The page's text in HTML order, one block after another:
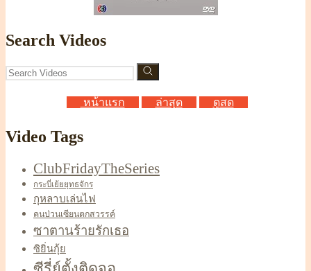
Search Videos
หน้าแรก ล่าสุด ดูสด
Video Tags
ClubFridayTheSeries
กระบี่เย้ยยุทธจักร
กุหลาบเล่นไฟ
คนป่วนเซียนตกสวรรค์
ซาตานร้ายรักเธอ
ซิยิ่นกุ้ย